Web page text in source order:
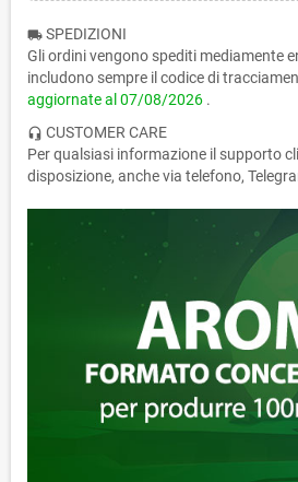
local_shipping SPEDIZIONI
Gli ordini vengono spediti mediamente
includono sempre il codice di
aggiornate al 07/08/2026 .
headset_mic CUSTOMER CARE
Per qualsiasi informazione il supporto
disposizione, anche via telefono,